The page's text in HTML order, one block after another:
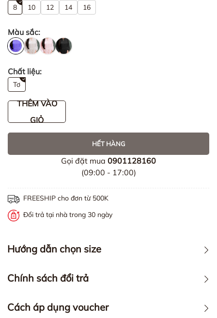
8 10 12 14 16
Màu sắc:
Chất liệu:
Tơ
THÊM VÀO
GIỎ
HẾT HÀNG
Gọi đặt mua 0901128160
(09:00 - 17:00)
FREESHIP cho đơn từ 500K
Đổi trả tại nhà trong 30 ngày
Hướng dẫn chọn size
Chính sách đổi trả
Cách áp dụng voucher